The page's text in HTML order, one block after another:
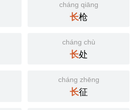
cháng qiāng
长枪
cháng chù
长处
cháng zhēng
长征